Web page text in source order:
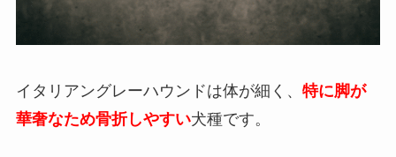
イタリアングレーハウンドは体が細く、 特に脚が
華奢なため骨折しやすい犬種です。